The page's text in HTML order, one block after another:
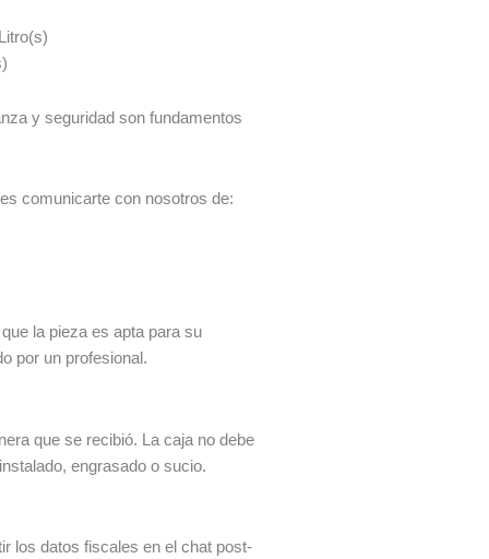
y seguridad son fundamentos
comunicarte con nosotros de:
la pieza es apta para su
por un profesional.
que se recibió. La caja no debe
engrasado o sucio.
los datos fiscales en el chat post-